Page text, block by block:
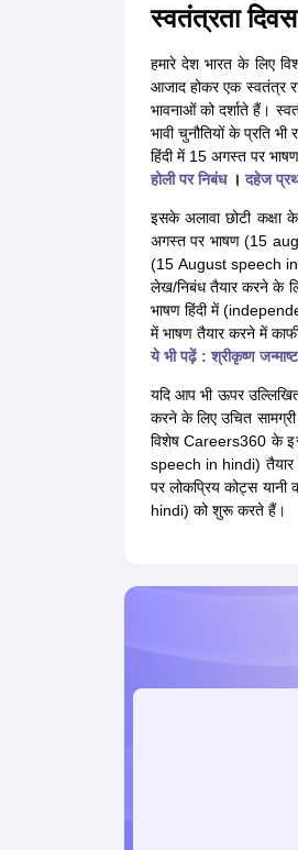
स्वतंत्रता
हमारे देश भारत के लिए
आजाद होकर एक स्वतंत्र
भावनाओं को दर्शाते हैं।
भावी चुनौतियों के प्रति
हिंदी में 15 अगस्त पर
होली पर निबंध।दहेज
इसके अलावा छोटी कक्षा
अगस्त पर भाषण (15
(15 August speech in
लेख/निबंध तैयार करने के
भाषण हिंदी में
में भाषण तैयार करने में
ये भी पढ़ें :श्रीकृष्ण
यदि आप भी ऊपर
करने के लिए उचित
विशेष Careers360 के
speech in hindi)
पर लोकप्रिय कोट्स यानी
hindi) को शुरू करते हैं।